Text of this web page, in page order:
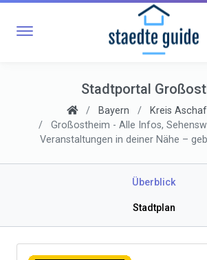
Stadtportal
Bayern
Kreis
Großostheim - Alle Infos,
Veranstaltungen in deiner Nähe –
Überblick
Stadtplan